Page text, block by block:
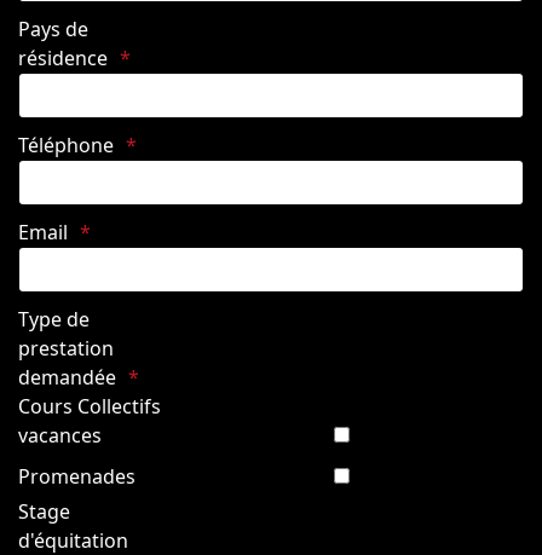
Pays de
résidence
Téléphone
Email
Type de
prestation
demandée
Cours Collectifs
vacances
Promenades
Stage
d'équitation